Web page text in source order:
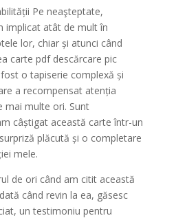
Pe neaşteptate,
implicat atât de mult în
lor, chiar și atunci când
carte pdf descărcare pic
o tapiserie complexă și
a recompensat atenția
mai multe ori. Sunt
câștigat această carte într-un
plăcută și o completare
mele.
de ori când am citit această
când revin la ea, găsesc
un testimoniu pentru